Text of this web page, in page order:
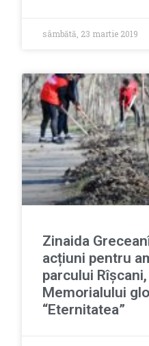
sâmbătă, 23 martie 2019
Zinaida
acțiuni pentru
parcului
Memorialului
“Eternitatea”